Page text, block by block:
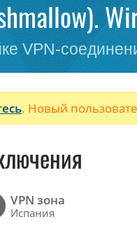
VPN-
. Новый
VPN зона
Испания